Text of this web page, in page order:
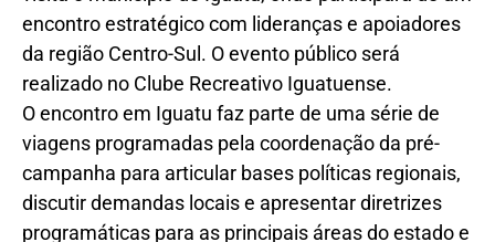
encontro estratégico com lideranças e apoiadores
da região Centro-Sul. O evento público será
realizado no Clube Recreativo Iguatuense.
O encontro em Iguatu faz parte de uma série de
viagens programadas pela coordenação da pré-
campanha para articular bases políticas regionais,
discutir demandas locais e apresentar diretrizes
programáticas para as principais áreas do estado e